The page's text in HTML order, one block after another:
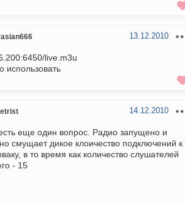
13.12.2010
live.m3u
использовать
14.12.2010
еще один вопрос. Радио запущено и
смущает дикое клоичество подключений к
в то время как количество слушателей
- 15